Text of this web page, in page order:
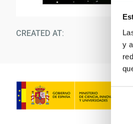
y
CREATED AT